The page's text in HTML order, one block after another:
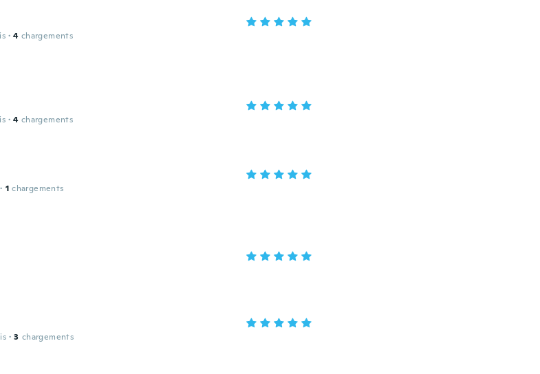
· 4 chargements
· 4 chargements
· 1 chargements
· 3 chargements